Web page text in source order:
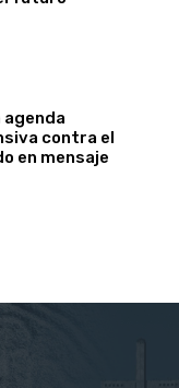
agenda
contra el
en mensaje